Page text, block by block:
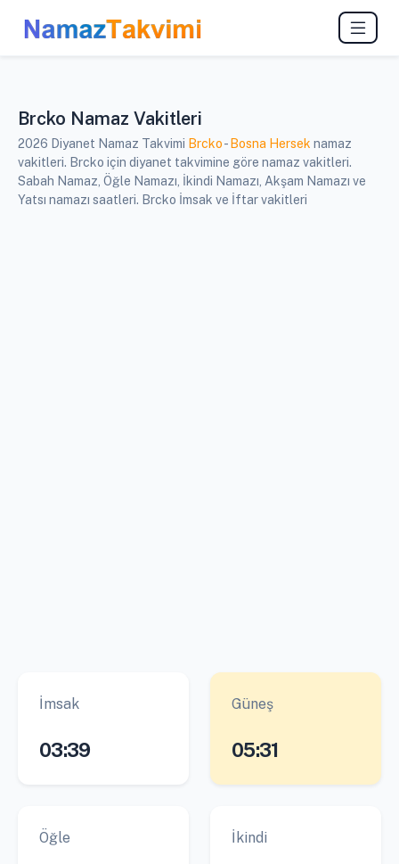
Brcko Namaz Vakitleri
2026 Diyanet Namaz Takvimi Brcko- Bosna Hersek namaz
vakitleri. Brcko için diyanet takvimine göre namaz vakitleri.
Sabah Namaz, Öğle Namazı, İkindi Namazı, Akşam Namazı ve
Yatsı namazı saatleri. Brcko İmsak ve İftar vakitleri
İmsak
03:39
Güneş
05:31
Öğle İkindi